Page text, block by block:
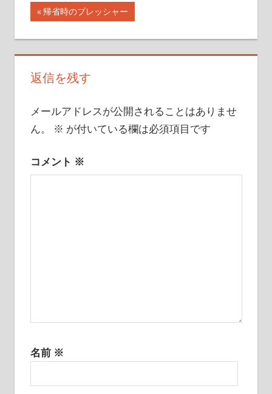
投
稿
ナ
ビ
ゲ
ー
シ
ョ
前
の
記
事:
帰省時のプレッシャー
返信を残す
メールアドレスが公開されることはありませ
ん。
※ が付いている欄は必須項目です
コメント ※
名前 ※